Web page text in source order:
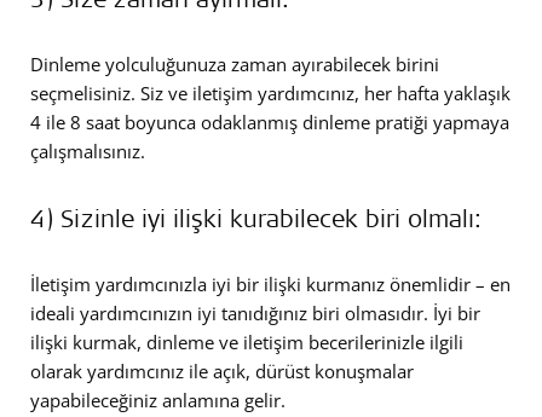
Dinleme yolculuğunuza zaman ayırabilecek birini
seçmelisiniz. Siz ve iletişim yardımcınız, her hafta yaklaşık
4 ile 8 saat boyunca odaklanmış dinleme pratiği yapmaya
çalışmalısınız.
4) Sizinle iyi ilişki kurabilecek biri olmalı:
İletişim yardımcınızla iyi bir ilişki kurmanız önemlidir – en
ideali yardımcınızın iyi tanıdığınız biri olmasıdır. İyi bir
ilişki kurmak, dinleme ve iletişim becerilerinizle ilgili
olarak yardımcınız ile açık, dürüst konuşmalar
yapabileceğiniz anlamına gelir.